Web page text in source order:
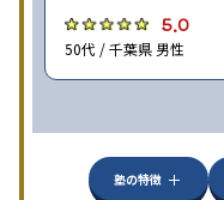
5.0
50代 / 千葉県 男性
塾の特徴